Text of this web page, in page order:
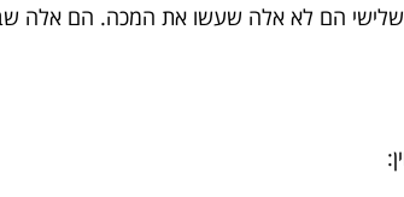
הם לא אלה שעשו את המכה. הם אלה